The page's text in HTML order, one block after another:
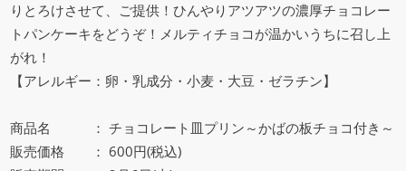
りとろけさせて、ご提供！ひんやりアツアツの濃厚チョコレー
トパンケーキをどうぞ！メルティチョコが温かいうちに召し上
がれ！
【アレルギー：卵・乳成分・小麦・大豆・ゼラチン】
商品名 ： チョコレート皿プリン～かばの板チョコ付き～
販売価格 ： 600円(税込)